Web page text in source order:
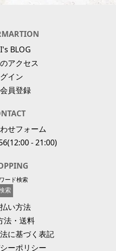
BLOG
アクセス
イン
員登録
せフォーム
(12:00 - 21:00)
ード検索
い方法
法・送料
に基づく表記
ーポリシー